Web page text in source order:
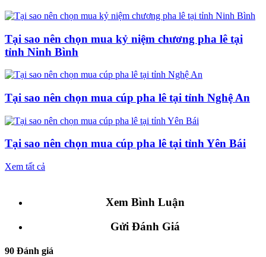
Tại sao nên chọn mua kỷ niệm chương pha lê tại
tỉnh Ninh Bình
Tại sao nên chọn mua cúp pha lê tại tỉnh Nghệ An
Tại sao nên chọn mua cúp pha lê tại tỉnh Yên Bái
Xem tất cả
Xem Bình Luận
Gửi Đánh Giá
90 Đánh giá